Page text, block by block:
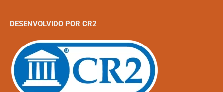
DESENVOLVIDO POR CR2